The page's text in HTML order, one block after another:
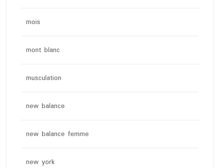
mois
mont blanc
musculation
new balance
new balance femme
new york